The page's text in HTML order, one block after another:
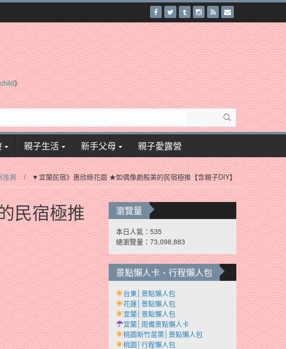
》
親子生活 新手父母 親子愛露營
推薦 / ♥ 宜蘭民宿》惠欣綠花園 ★如偶像劇般美的民宿極推【含親子DIY】
民宿極推 瀏覽量
本日人氣：535
總瀏覽量：73,098,883
景點懶人卡、行程懶人包
台東│景點懶人包
花蓮│景點懶人包
宜蘭│景點懶人包
宜蘭│雨備景點懶人卡
桃園新竹苗栗│景點懶人包
桃園│行程懶人包